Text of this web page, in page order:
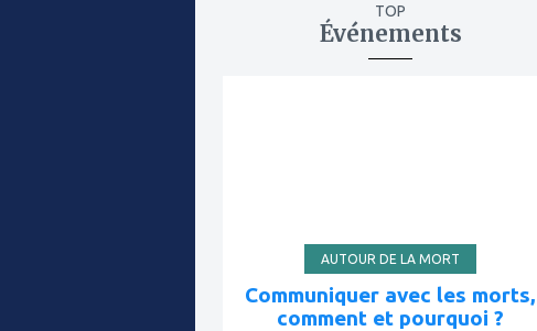
TOP
Événements
AUTOUR DE LA MORT
Communiquer avec les morts,
comment et pourquoi ?